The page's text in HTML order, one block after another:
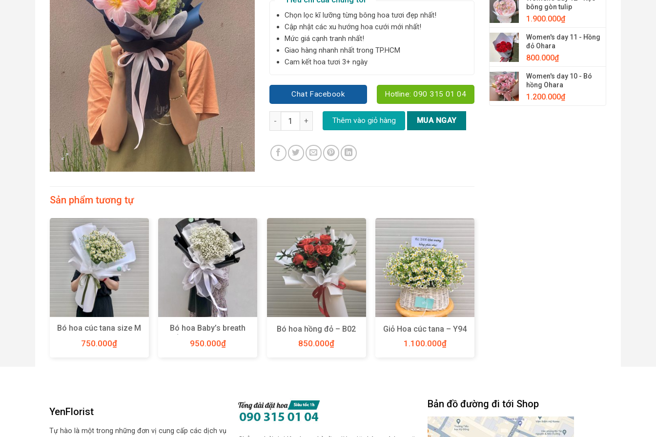
bông gòn tulip
1.900.000₫
Women's day 11 - Hồng
đỏ Ohara
800.000₫
Women's day 10 - Bó
hồng Ohara
1.200.000₫
Chọn lọc kĩ lưỡng từng bông hoa tươi đẹp nhất!
Cập nhật các xu hướng hoa cưới mới nhất!
Mức giá cạnh tranh nhất!
Giao hàng nhanh nhất trong TP.HCM
Cam kết hoa tươi 3+ ngày
Chat Facebook Hotline: 090 315 01 04
Bó hoa Tulip hồng size S - YN177 số lượng
Thêm vào giỏ hàng MUA NGAY
Sản phẩm tương tự
Bó hoa cúc tana size M
750.000₫
Bó hoa Baby’s breath
trắng Hà Lan size L –
Y48
950.000₫
Bó hoa hồng đỏ – B02
850.000₫
Giỏ Hoa cúc tana – Y94
1.100.000₫
YenFlorist
Tự hào là một trong những đơn vị cung cấp các dịch vụ
Bản đồ đường đi tới Shop